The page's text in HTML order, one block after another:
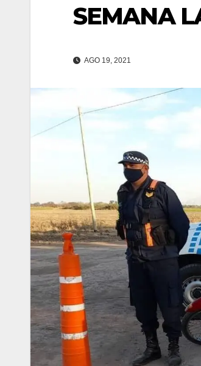
SEMANA
AGO 19, 2021